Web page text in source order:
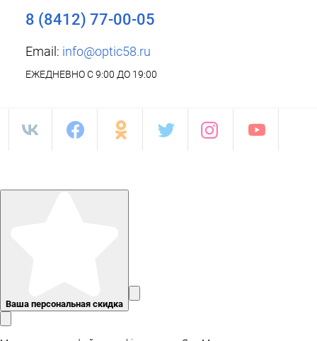
8 (8412) 77-00-05
Email: info@optic58.ru
ЕЖЕДНЕВНО С 9:00 ДО 19:00
Ваша персональная скидка